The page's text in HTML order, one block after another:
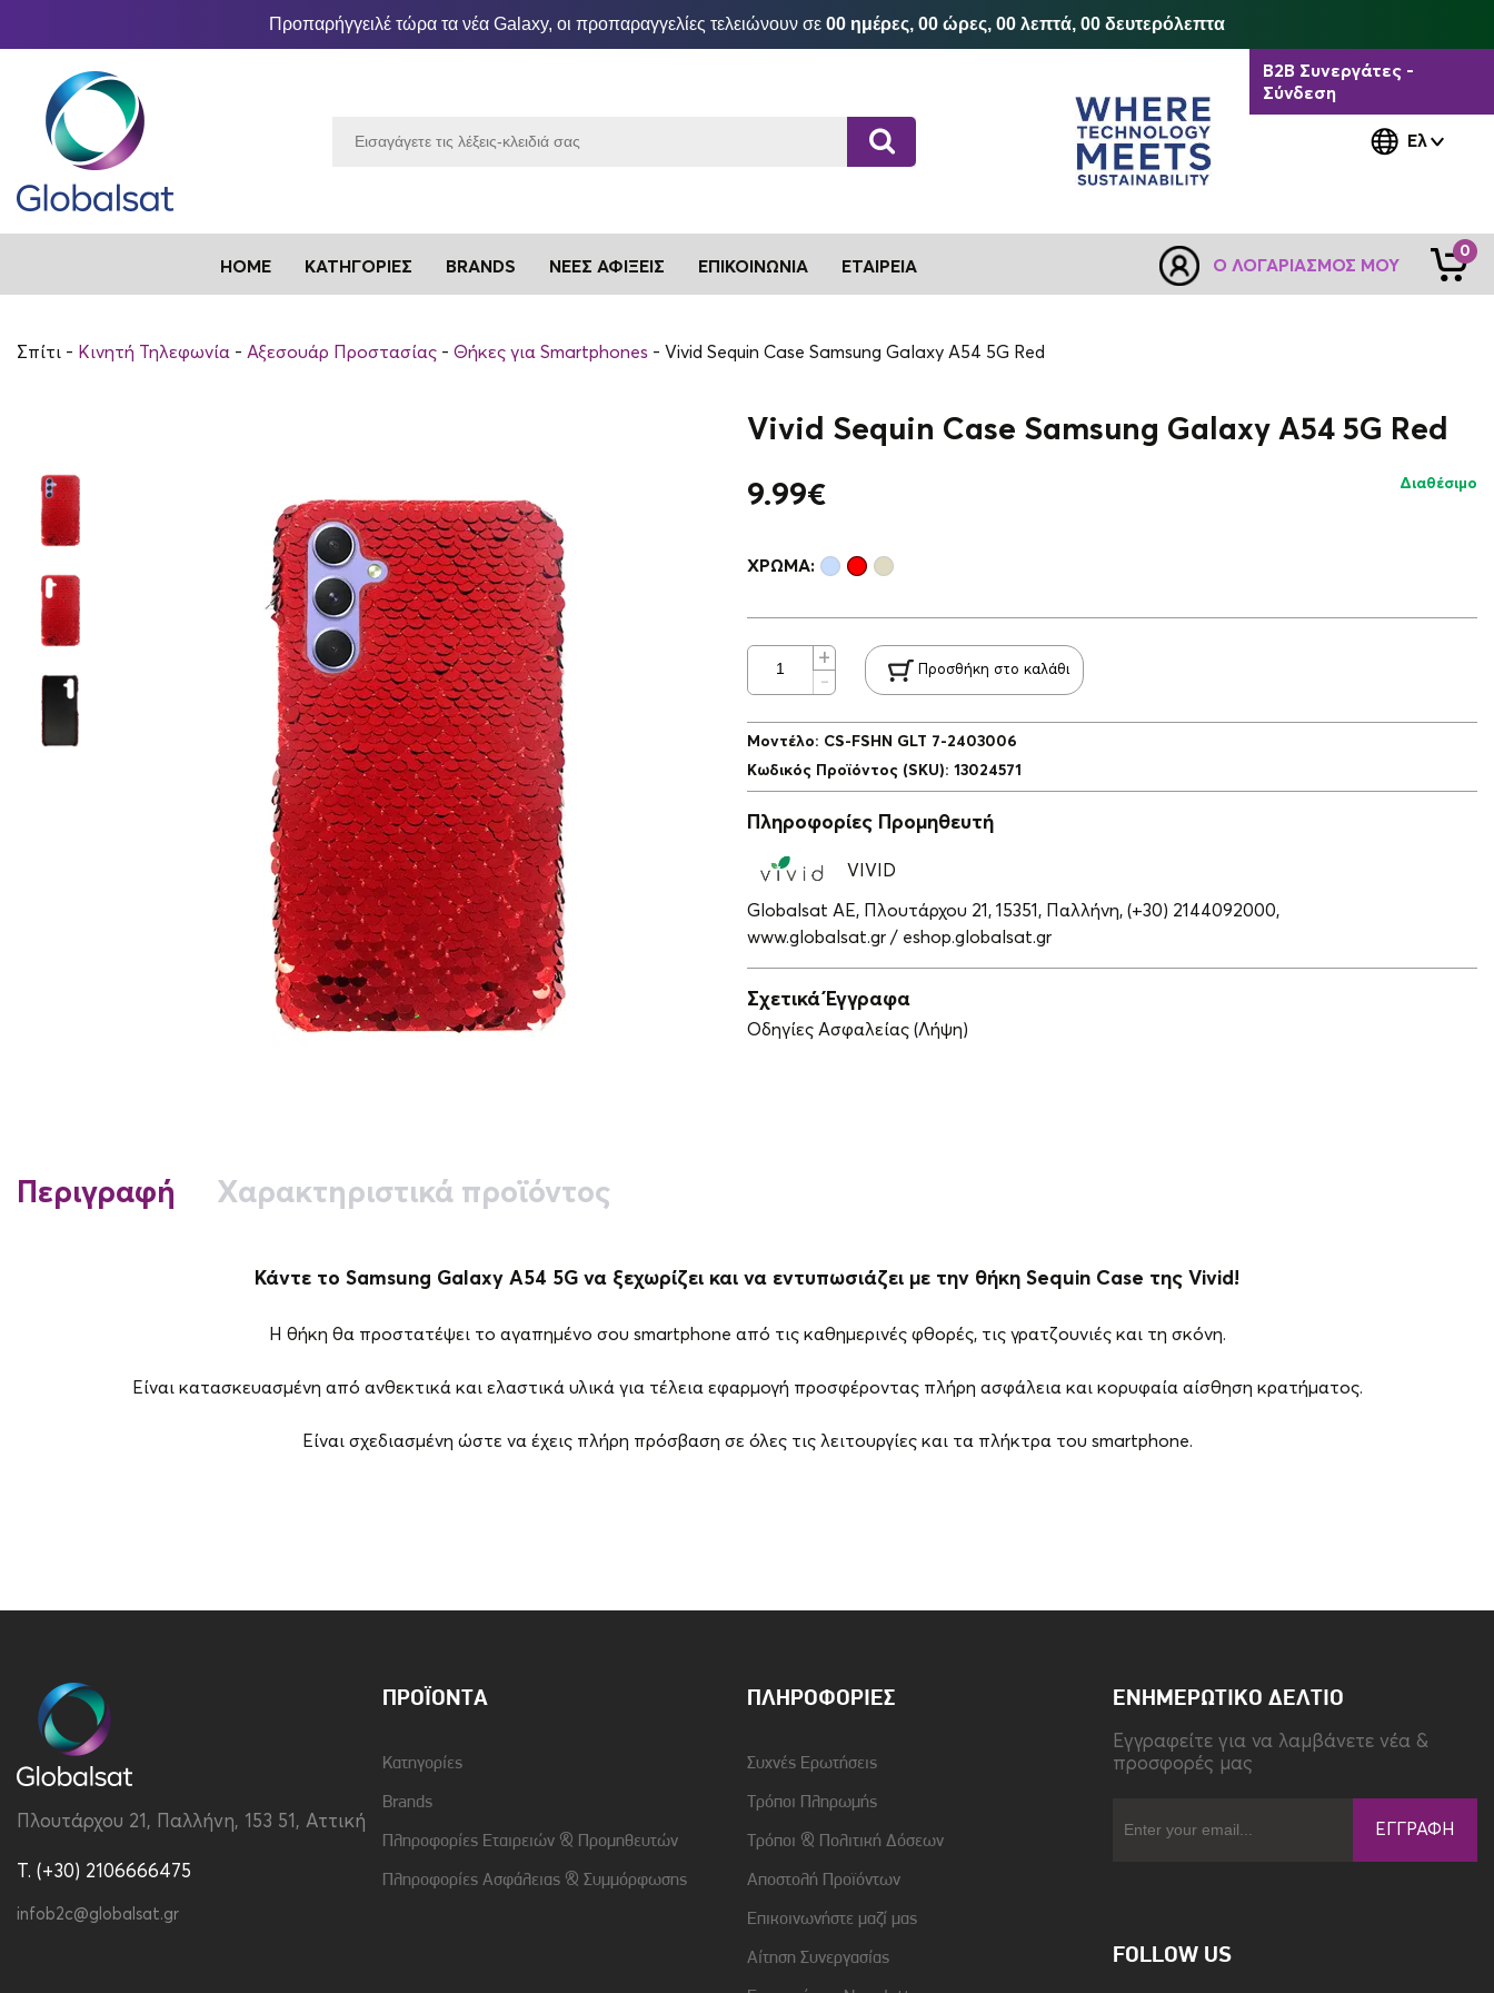
Προπαρήγγειλέ τώρα τα νέα Galaxy, οι προπαραγγελίες τελειώνουν σε 00 ημέρες, 00 ώρες, 00 λεπτά, 00 δευτερόλεπτα
Ελ
B2B Συνεργάτες -
Σύνδεση
HOME ΚΑΤΗΓΟΡΊΕΣ BRANDS ΝΈΕΣ ΑΦΊΞΕΙΣ ΕΠΙΚΟΙΝΩΝΊΑ ΕΤΑΙΡΕΊΑ Ο ΛΟΓΑΡΙΑΣΜΌΣ ΜΟΥ
0
Σπίτι Κινητή Τηλεφωνία Αξεσουάρ Προστασίας Θήκες για Smartphones Vivid Sequin Case Samsung Galaxy A54 5G Red
Vivid Sequin Case Samsung Galaxy A54 5G Red
9.99€ Διαθέσιμο
ΧΡΏΜΑ:
Προσθήκη στο καλάθι
Μοντέλο: CS-FSHN GLT 7-2403006
Κωδικός Προϊόντος (SKU): 13024571
Πληροφορίες Προμηθευτή
VIVID
Globalsat ΑΕ, Πλουτάρχου 21, 15351, Παλλήνη, (+30) 2144092000,
www.globalsat.gr / eshop.globalsat.gr
Σχετικά Έγγραφα
Οδηγίες Ασφαλείας (Λήψη)
Περιγραφή Χαρακτηριστικά προϊόντος
Κάντε το Samsung Galaxy A54 5G να ξεχωρίζει και να εντυπωσιάζει με την θήκη Sequin Case της Vivid!
Η θήκη θα προστατέψει το αγαπημένο σου smartphone από τις καθημερινές φθορές, τις γρατζουνιές και τη σκόνη.
Είναι κατασκευασμένη από ανθεκτικά και ελαστικά υλικά για τέλεια εφαρμογή προσφέροντας πλήρη ασφάλεια και κορυφαία αίσθηση κρατήματος.
Είναι σχεδιασμένη ώστε να έχεις πλήρη πρόσβαση σε όλες τις λειτουργίες και τα πλήκτρα του smartphone.
Χρώμα Κόκκινο
Πλουτάρχου 21, Παλλήνη, 153 51, Αττική
T. (+30) 2106666475
infob2c@globalsat.gr
ΠΡΟΪΌΝΤΑ
Κατηγορίες
Brands
Πληροφορίες Εταιρειών & Προμηθευτών
Πληροφορίες Ασφάλειας & Συμμόρφωσης
ΠΛΗΡΟΦΟΡΊΕΣ
Συχνές Ερωτήσεις
Τρόποι Πληρωμής
Τρόποι & Πολιτική Δόσεων
Αποστολή Προϊόντων
Επικοινωνήστε μαζί μας
Αίτηση Συνεργασίας
ΕΝΗΜΕΡΩΤΙΚΌ ΔΕΛΤΊΟ
Eγγραφείτε για να λαμβάνετε νέα &
προσφορές μας
ΕΓΓΡΑΦΉ
FOLLOW US